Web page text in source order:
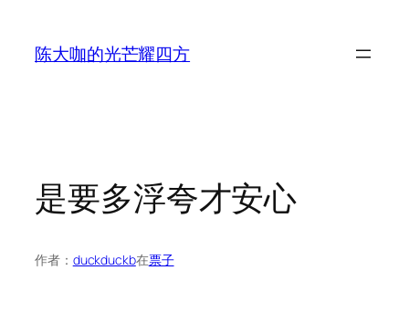
陈大咖的光芒耀四方
是要多浮夸才安心
作者： duckduckb在票子